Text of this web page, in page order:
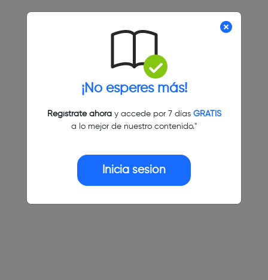
¡No esperes más!
Regístrate ahoray accede por 7 días GRATIS
a lo mejor de nuestro contenido."
Inicia sesión